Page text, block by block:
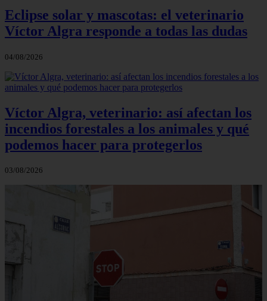
Eclipse solar y mascotas: el veterinario
Víctor Algra responde a todas las dudas
04/08/2026
Víctor Algra, veterinario: así afectan los
incendios forestales a los animales y qué
podemos hacer para protegerlos
03/08/2026